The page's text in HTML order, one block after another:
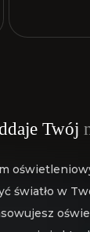
Twój
światło w